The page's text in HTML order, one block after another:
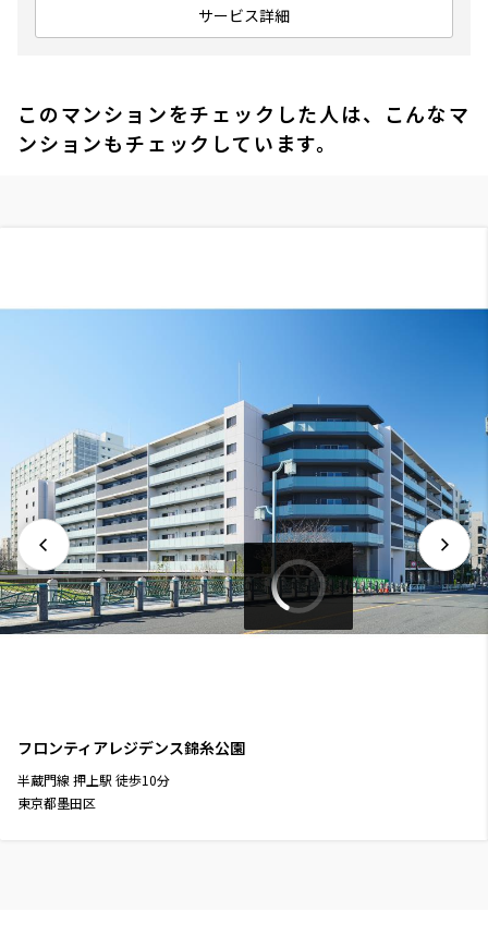
サービス詳細
このマンションをチェックした人は、こんなマ
ンションもチェックしています。
フロンティアレジデンス錦糸公園
半蔵門線 押上駅 徒歩10分
東京都墨田区